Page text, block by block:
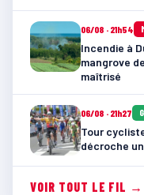
06/08 · 21h54
Incendie à
mangrove
maîtrisé
06/08 · 21h27
Tour
décroche
VOIR TOUT LE FIL →